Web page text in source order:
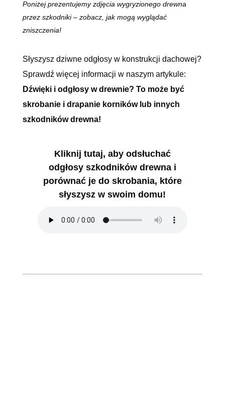
Poniżej prezentujemy zdjęcia wygryzionego drewna
przez szkodniki– zobacz, jak mogą wyglądać
zniszczenia!
Słyszysz dziwne odgłosy w konstrukcji dachowej?
Sprawdź więcej informacji w naszym artykule:
Dźwięki i odgłosy w drewnie? To może być
skrobanie i drapanie korników lub innych
szkodników drewna!
Kliknij tutaj, aby odsłuchać
odgłosy szkodników drewna i
porównać je do skrobania, które
słyszysz w swoim domu!